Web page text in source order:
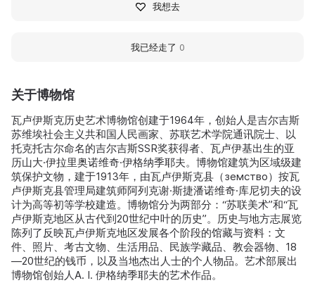
关于博物馆
瓦卢伊斯克历史艺术博物馆创建于1964年，创始人是吉尔吉斯
苏维埃社会主义共和国人民画家、苏联艺术学院通讯院士、以
托克托古尔命名的吉尔吉斯SSR奖获得者、瓦卢伊基出生的亚
历山大·伊拉里奥诺维奇·伊格纳季耶夫。博物馆建筑为区域级建
筑保护文物，建于1913年，由瓦卢伊斯克县（земство）按瓦
卢伊斯克县管理局建筑师阿列克谢·斯捷潘诺维奇·库尼切夫的设
计为高等初等学校建造。博物馆分为两部分：“苏联美术”和“瓦
卢伊斯克地区从古代到20世纪中叶的历史”。历史与地方志展览
陈列了反映瓦卢伊斯克地区发展各个阶段的馆藏与资料：文
件、照片、考古文物、生活用品、民族学藏品、教会器物、18
—20世纪的钱币，以及当地杰出人士的个人物品。艺术部展出
博物馆创始人A. I. 伊格纳季耶夫的艺术作品。
我想去
我已经走了 0